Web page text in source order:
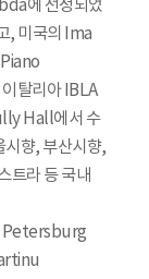
에 선정되었
, 미국의 Ima
탈리아 IBLA
Hall에서 수
시향, 부산시향,
트라 등 국내
Petersburg